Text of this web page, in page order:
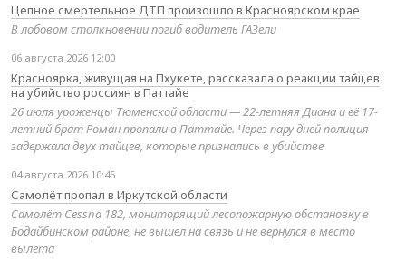
Цепное смертельное ДТП произошло в Красноярском крае
В лобовом столкновении погиб водитель ГАЗели
06 августа 2026 12:00
Красноярка, живущая на Пхукете, рассказала о реакции тайцев
на убийство россиян в Паттайе
26 июля уроженцы Тюменской области — 22-летняя Диана и её 17-
летний брат Роман пропали в Паттайе. Через пару дней полиция
задержала двух тайцев, которые признались в убийстве
04 августа 2026 10:45
Самолёт пропал в Иркутской области
Самолёт Cessna 182, мониторящий лесопожарную обстановку в
Бодайбинском районе, не вышел на связь и не вернулся в место
вылета